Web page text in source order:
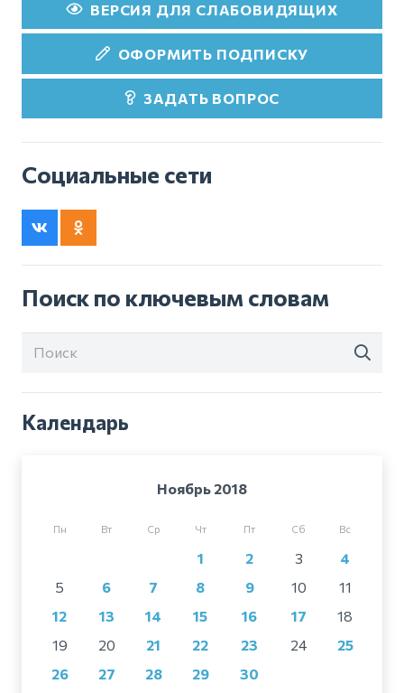
ВЕРСИЯ ДЛЯ СЛАБОВИДЯЩИХ
ОФОРМИТЬ ПОДПИСКУ
ЗАДАТЬ ВОПРОС
Социальные сети
Поиск по ключевым словам
Календарь
Ноябрь 2018
Пн Вт Ср Чт Пт Сб Вс
1 2 3
4
5
6 7 8 9 10
11
12
13 14 15 16 17
18
19
20 21 22 23 24
25
26
27 28 29 30